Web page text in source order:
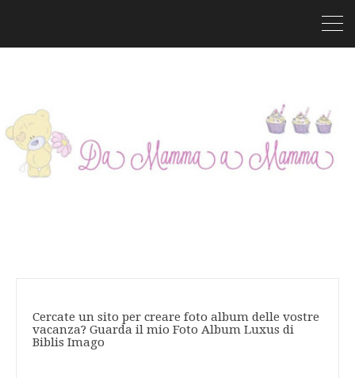
Cercate un sito per creare foto album delle vostre
vacanza? Guarda il mio Foto Album Luxus di
Biblis Imago